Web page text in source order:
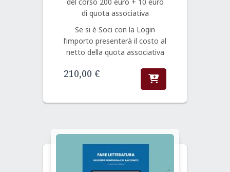
di quota associativa
Se si è Soci con la Login
l’importo presenterà il costo al
netto della quota associativa
210,00 €